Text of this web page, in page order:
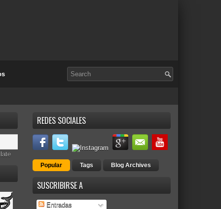
REDES SOCIALES
Popular Tags Blog Archives
SUSCRIBIRSE A
Entradas